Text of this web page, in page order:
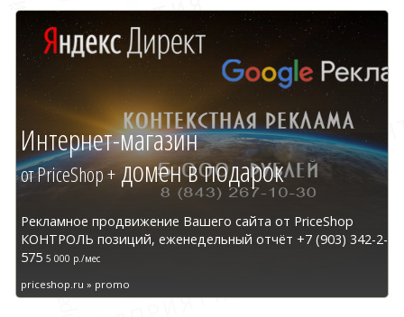
Интернет-магазин
от PriceShop +домен в подарок
Рекламное продвижение Вашего сайта от PriceShop
КОНТРОЛЬ позиций, еженедельный отчёт +7 (903) 342-2-
575 5 000 р./мес
priceshop.ru » promo